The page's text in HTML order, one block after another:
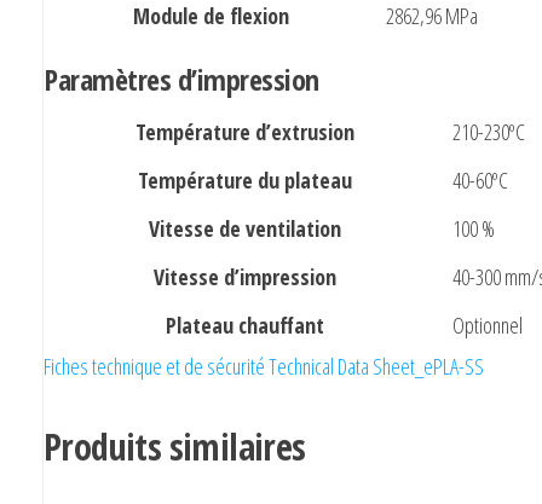
Module de flexion
2862,96 MPa
Paramètres d’impression
Température d’extrusion
210-230ºC
Température du plateau
40-60ºC
Vitesse de ventilation
100 %
Vitesse d’impression
40-300
Plateau chauffant
Optionnel
Fiches technique et de sécurité Technical Data Sheet_ePLA-SS
Produits similaires